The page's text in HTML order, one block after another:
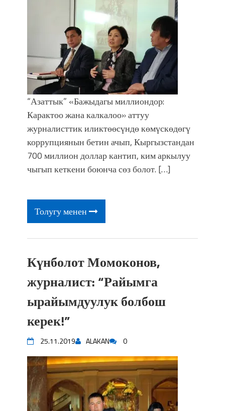
“Азаттык” «Бажыдагы миллиондор:
Карактоо жана калкалоо» аттуу
журналисттик иликтөөсүндө көмүскөдөгү
коррупциянын бетин ачып, Кыргызстандан
700 миллион доллар кантип, ким аркылуу
чыгып кеткени боюнча сөз болот. […]
Толугу менен
Күнболот Момоконов,
журналист: “Райымга
ырайымдуулук болбош
керек!”
25.11.2019 ALAKAN 0